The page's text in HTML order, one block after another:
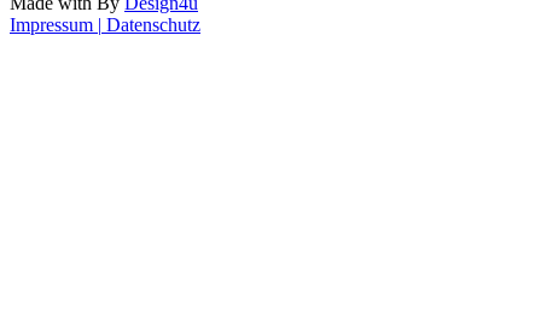
Impressum | Datenschutz